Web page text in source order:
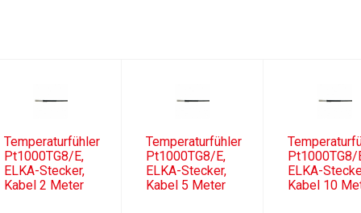
Temperaturfühler
Pt1000TG8/E,
ELKA-Stecker,
Kabel 2 Meter
Temperaturfühler
Pt1000TG8/E,
ELKA-Stecker,
Kabel 5 Meter
Pt1000TG8/
ELKA-
Kabel 10